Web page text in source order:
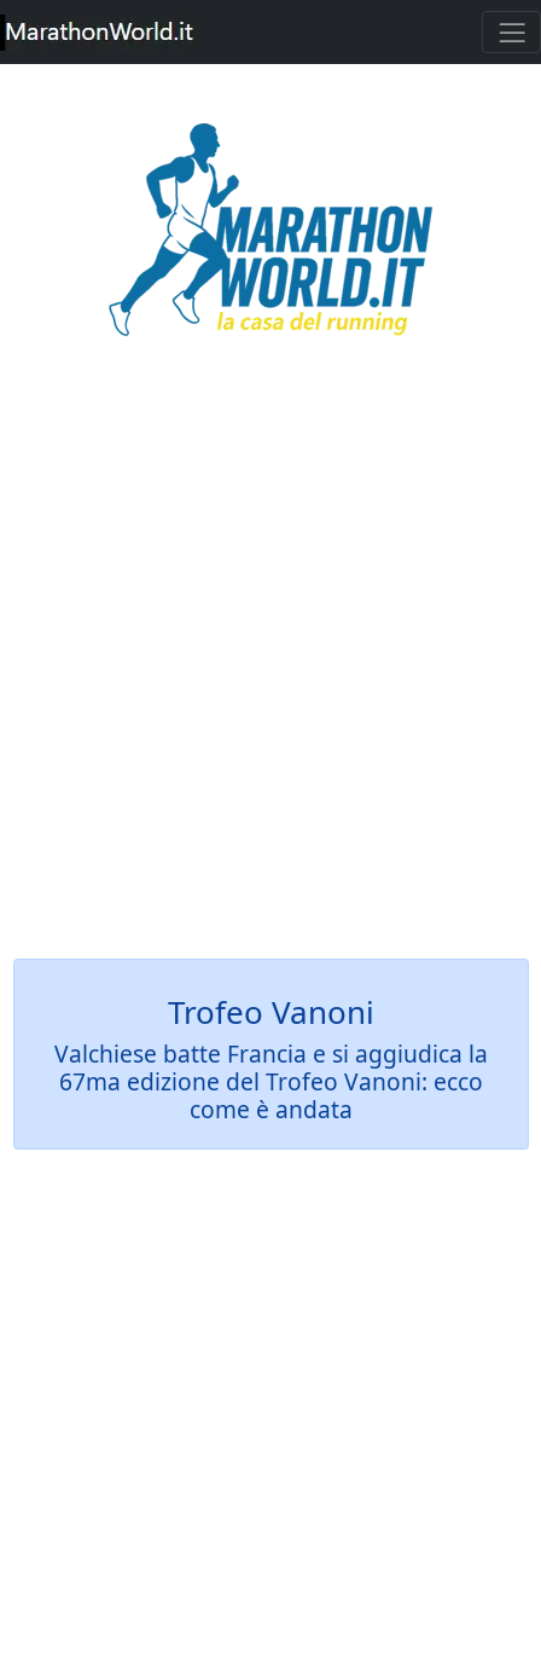
Trofeo Vanoni
Valchiese batte Francia e si aggiudica la
67ma edizione del Trofeo Vanoni: ecco
come è andata